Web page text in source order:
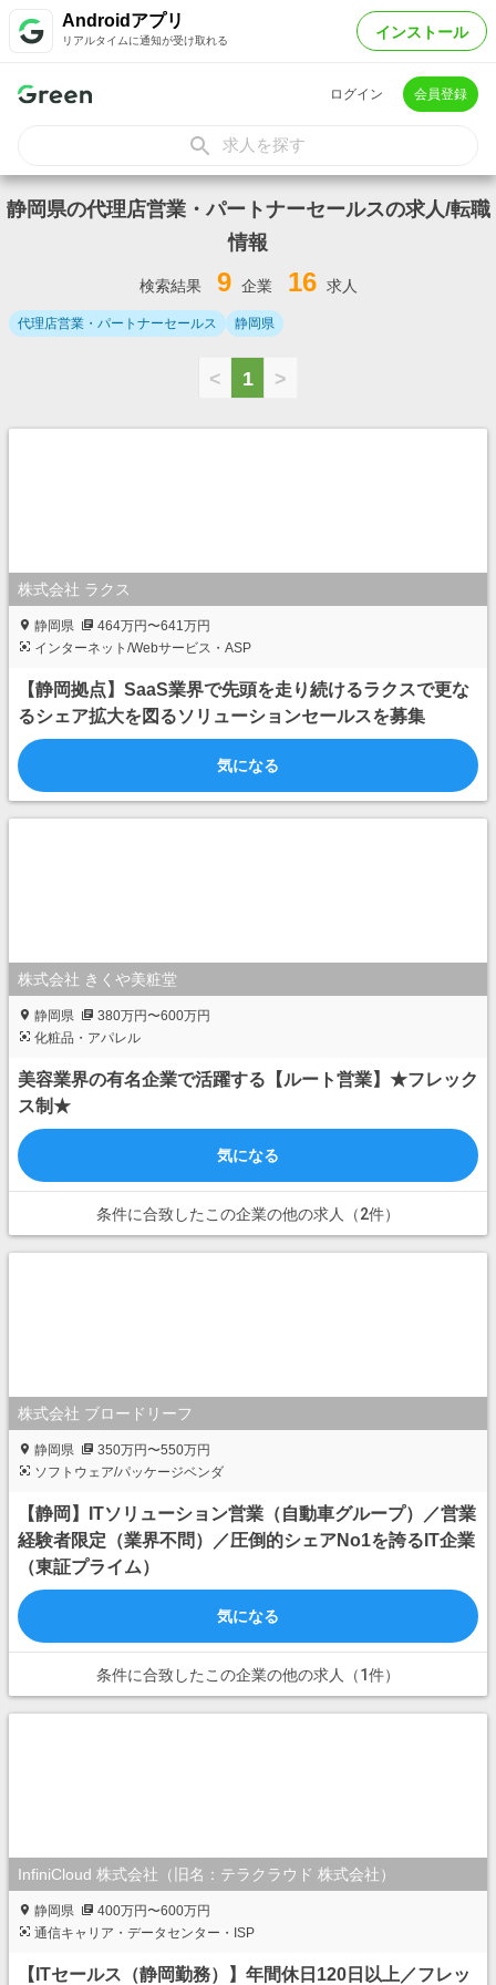
Androidアプリ
リアルタイムに通知が受け取れる インストール
ログイン 会員登録
求人を探す
静岡県の代理店営業・パートナーセールスの求人/転職
情報
検索結果 9 企業 16 求人
代理店営業・パートナーセールス 静岡県
< 1 >
株式会社 ラクス
静岡県
464万円〜641万円
インターネット/Webサービス・ASP
【静岡拠点】SaaS業界で先頭を走り続けるラクスで更な
るシェア拡大を図るソリューションセールスを募集
気になる
株式会社 きくや美粧堂
静岡県
380万円〜600万円
化粧品・アパレル
美容業界の有名企業で活躍する【ルート営業】★フレック
ス制★
気になる
条件に合致したこの企業の他の求人（2件）
株式会社 ブロードリーフ
静岡県
350万円〜550万円
ソフトウェア/パッケージベンダ
【静岡】ITソリューション営業（自動車グループ）／営業
経験者限定（業界不問）／圧倒的シェアNo1を誇るIT企業
（東証プライム）
気になる
条件に合致したこの企業の他の求人（1件）
InfiniCloud 株式会社（旧名：テラクラウド 株式会社）
静岡県
400万円〜600万円
通信キャリア・データセンター・ISP
【ITセールス（静岡勤務）】年間休日120日以上／フレッ